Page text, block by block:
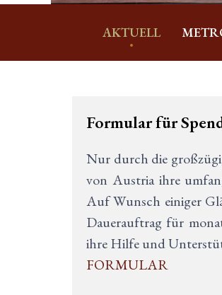
AKTUELL
Formular für
Nur durch die
von Austria ihre
Auf Wunsch einiger
Dauerauftrag für
ihre Hilfe und
FORMULAR